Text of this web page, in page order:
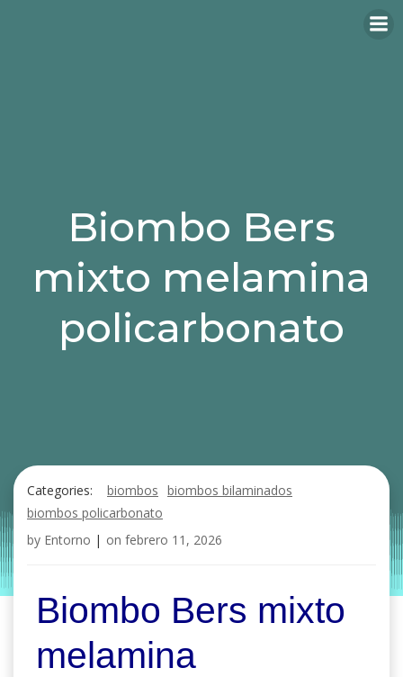
Biombo Bers
mixto melamina
policarbonato
Categories: biombos biombos bilaminados
biombos policarbonato
by Entorno | on febrero 11, 2026
Biombo Bers mixto
melamina